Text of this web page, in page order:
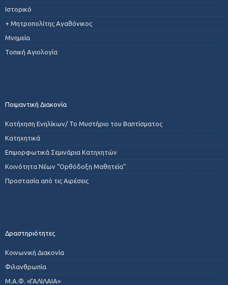
Ιστορικό
+ Μητροπολίτης Αγαθόνικος
Μνημεία
Τοπική Αγιολογία
Ποιμαντική Διακονία
Κατήχηση Ενηλίκων/ Το Μυστήριο του Βαπτίσματος
Κατηχητικά
Επιμορφωτικά Σεμινάρια Κατηχητών
Κοινότητα Νέων “Ορθόδοξη Μαθητεία”
Προστασία από τις Αιρέσεις
Δραστηριότητες
Κοινωνική Διακονία
Φιλανθρωπία
Μ.Α.Φ. «ΓΑΛΙΛΑΙΑ»